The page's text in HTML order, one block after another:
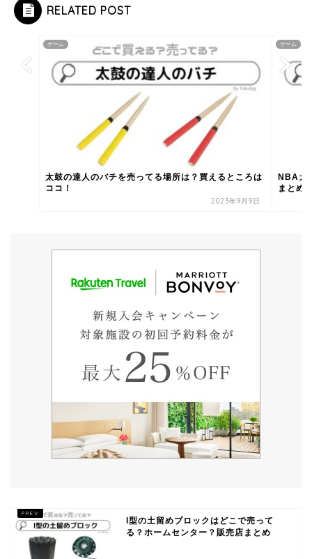
RELATED POST
ゲーム
太鼓の達人のバチを売ってる場所は？買えるところは
ココ！
2023年9月9日
ゲーム
NBAカ
まとめ
l型の土留めブロックはどこで売って
る？ホームセンター？販売店まとめ